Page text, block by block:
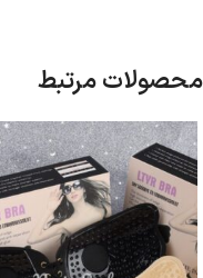
محصولات مرتبط